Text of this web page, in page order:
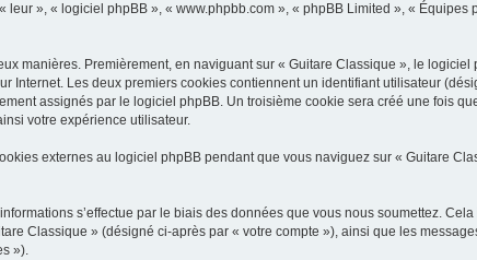
leur », « logiciel phpBB », « www.phpbb.com », « phpBB Limited », «
manières. Premièrement, en naviguant sur « Guitare Classique », le
Internet. Les deux premiers cookies contiennent un identifiant utilisateur
assignés par le logiciel phpBB. Un troisième cookie sera créé une fois
votre expérience utilisateur.
externes au logiciel phpBB pendant que vous naviguez sur « Guitare
s’effectue par le biais des données que vous nous soumettez.
Classique » (désigné ci-après par « votre compte »), ainsi que les
»).